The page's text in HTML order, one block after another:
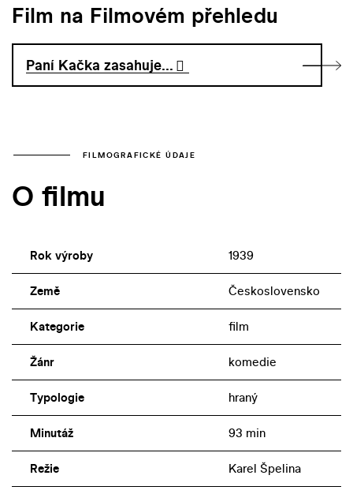
Film na Filmovém přehledu
Paní Kačka zasahuje...
FILMOGRAFICKÉ ÚDAJE
O filmu
Rok výroby 1939
Země Československo
Kategorie film
Žánr komedie
Typologie hraný
Minutáž 93 min
Režie Karel Špelina